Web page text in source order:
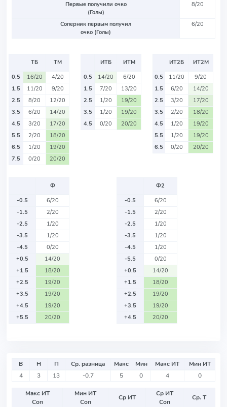
Первые получили очко
(Голы)
8/20
Соперник первым получил
очко (Голы)
6/20
ТБ
ТМ
0.5
16/20
4/20
1.5
11/20
9/20
2.5
8/20
12/20
3.5
6/20
14/20
4.5
3/20
17/20
5.5
2/20
18/20
6.5
1/20
19/20
7.5
0/20 20/20
ИТБ
ИТМ
0.5
14/20
6/20
1.5
7/20
13/20
2.5
1/20
19/20
3.5
1/20
19/20
4.5
0/20 20/20
ИТ2Б
ИТ2М
0.5
11/20
9/20
1.5
6/20
14/20
2.5
3/20
17/20
3.5
2/20
18/20
4.5
1/20
19/20
5.5
1/20
19/20
6.5
0/20 20/20
Ф
-0.5
6/20
-1.5
2/20
-2.5
1/20
-3.5
1/20
-4.5
0/20
+0.5
14/20
+1.5
18/20
+2.5
19/20
+3.5
19/20
+4.5
19/20
+5.5
20/20
Ф2
-0.5
6/20
-1.5
2/20
-2.5
1/20
-3.5
1/20
-4.5
1/20
-5.5
0/20
+0.5
14/20
+1.5
18/20
+2.5
19/20
+3.5
19/20
+4.5
20/20
В Н П Ср. разница Макс Мин Макс ИТ
Мин ИТ
4
3 13 -0.7 5 0 4 0
Макс ИТ
Соп
Мин ИТ
Соп
Ср ИТ
Ср ИТ
Соп
Ср. Т